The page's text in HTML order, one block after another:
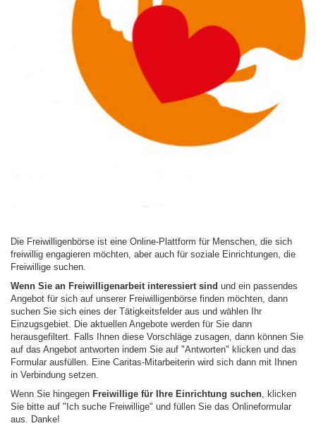
Die Freiwilligenbörse ist eine Online-Plattform für Menschen, die sich
freiwillig engagieren möchten, aber auch für soziale Einrichtungen, die
Freiwillige suchen.
Wenn Sie an Freiwilligenarbeit interessiert sind und ein passendes
Angebot für sich auf unserer Freiwilligenbörse finden möchten, dann
suchen Sie sich eines der Tätigkeitsfelder aus und wählen Ihr
Einzugsgebiet. Die aktuellen Angebote werden für Sie dann
herausgefiltert. Falls Ihnen diese Vorschläge zusagen, dann können Sie
auf das Angebot antworten indem Sie auf "Antworten" klicken und das
Formular ausfüllen. Eine Caritas-Mitarbeiterin wird sich dann mit Ihnen
in Verbindung setzen.
Wenn Sie hingegen Freiwillige für Ihre Einrichtung suchen , klicken
Sie bitte auf "Ich suche Freiwillige" und füllen Sie das Onlineformular
aus. Danke!